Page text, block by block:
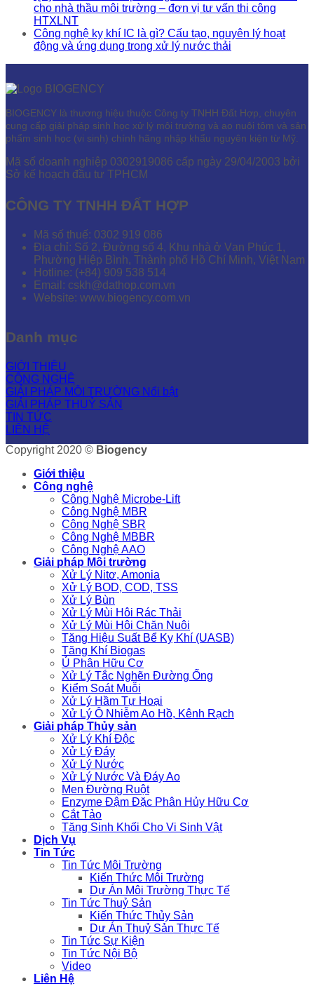
cho nhà thầu môi trường – đơn vị tư vấn thi công
HTXLNT
Công nghệ kỵ khí IC là gì? Cấu tạo, nguyên lý hoạt
động và ứng dụng trong xử lý nước thải
BIOGENCY là thương hiệu thuộc Công ty TNHH Đất Hợp, chuyên
cung cấp giải pháp sinh học xử lý môi trường và ao nuôi tôm và sản
phẩm sinh học (vi sinh) chính hãng nhập khẩu nguyên kiện từ Mỹ.
Mã số doanh nghiệp 0302919086 cấp ngày 29/04/2003 bởi
Sở kế hoạch đầu tư TPHCM
CÔNG TY TNHH ĐẤT HỢP
Mã số thuế: 0302 919 086
Địa chỉ: Số 2, Đường số 4, Khu nhà ở Vạn Phúc 1,
Phường Hiệp Bình, Thành phố Hồ Chí Minh, Việt Nam
Hotline: (+84) 909 538 514
Email: cskh@dathop.com.vn
Website: www.biogency.com.vn
Danh mục
GIỚI THIỆU
CÔNG NGHỆ
GIẢI PHÁP MÔI TRƯỜNG
GIẢI PHÁP THUỶ SẢN
TIN TỨC
LIÊN HỆ
Copyright 2020 © Biogency
Giới thiệu
Công nghệ
Công Nghệ Microbe-Lift
Công Nghệ MBR
Công Nghệ SBR
Công Nghệ MBBR
Công Nghệ AAO
Giải pháp Môi trường
Xử Lý Nitơ, Amonia
Xử Lý BOD, COD, TSS
Xử Lý Bùn
Xử Lý Mùi Hôi Rác Thải
Xử Lý Mùi Hôi Chăn Nuôi
Tăng Hiệu Suất Bể Kỵ Khí (UASB)
Tăng Khí Biogas
Ủ Phân Hữu Cơ
Xử Lý Tắc Nghẽn Đường Ống
Kiểm Soát Muỗi
Xử Lý Hầm Tự Hoại
Xử Lý Ô Nhiễm Ao Hồ, Kênh Rạch
Giải pháp Thủy sản
Xử Lý Khí Độc
Xử Lý Đáy
Xử Lý Nước
Xử Lý Nước Và Đáy Ao
Men Đường Ruột
Enzyme Đậm Đặc Phân Hủy Hữu Cơ
Cắt Tảo
Tăng Sinh Khối Cho Vi Sinh Vật
Dịch Vụ
Tin Tức
Tin Tức Môi Trường
Kiến Thức Môi Trường
Dự Án Môi Trường Thực Tế
Tin Tức Thuỷ Sản
Kiến Thức Thủy Sản
Dự Án Thuỷ Sản Thực Tế
Tin Tức Sự Kiện
Tin Tức Nội Bộ
Video
Liên Hệ